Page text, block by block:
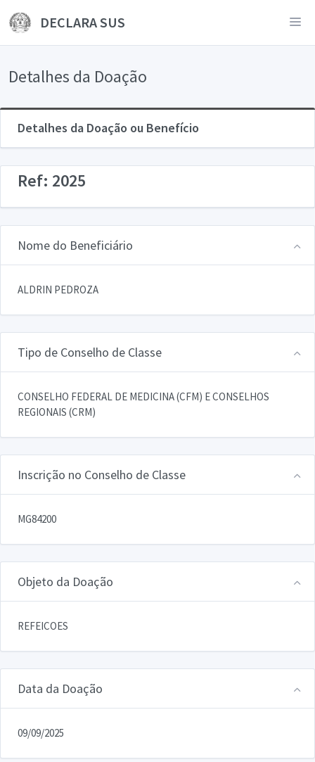
DECLARA SUS
Detalhes da Doação
Detalhes da Doação ou Benefício
Ref: 2025
Nome do Beneficiário
ALDRIN PEDROZA
Tipo de Conselho de Classe
CONSELHO FEDERAL DE MEDICINA (CFM) E CONSELHOS
REGIONAIS (CRM)
Inscrição no Conselho de Classe
MG84200
Objeto da Doação
REFEICOES
Data da Doação
09/09/2025